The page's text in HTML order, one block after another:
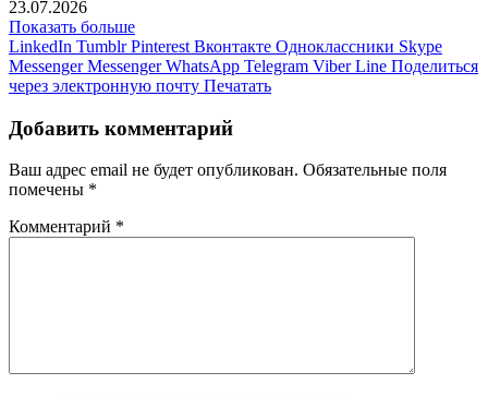
23.07.2026
Показать больше
LinkedIn Tumblr Pinterest Вконтакте Одноклассники Skype
Messenger Messenger WhatsApp Telegram Viber Line Поделиться
через электронную почту Печатать
Добавить комментарий
Ваш адрес email не будет опубликован. Обязательные поля
помечены *
Комментарий *